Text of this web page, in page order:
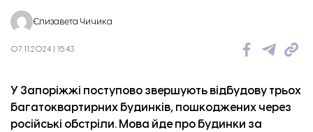
Колонки
Про нас
Редакційна політика
Єлизавета Чичика
07.11.2024 | 15:43
У Запоріжжі поступово звершують відбудову трьох
багатоквартирних будинків, пошкоджених через
російські обстріли. Мова йде про будинки за